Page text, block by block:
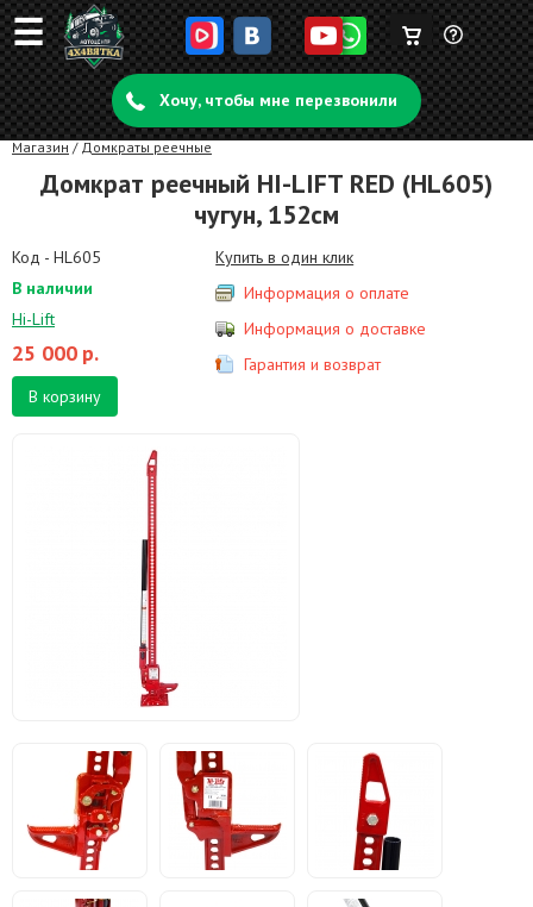
☰ Задать
вопрос
Корзина
пуста
Хочу, чтобы мне перезвонили
Магазин / Домкраты реечные
Домкрат реечный HI-LIFT RED (HL605)
чугун, 152см
Код - HL605
В наличии
Hi-Lift
25 000 р.
В корзину
Купить в один клик
Информация о оплате
Информация о доставке
Гарантия и возврат